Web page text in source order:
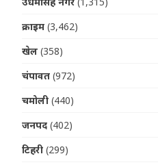
क्राइम (3,462)
खेल (358)
चंपावत (972)
चमोली (440)
जनपद (402)
टिहरी (299)